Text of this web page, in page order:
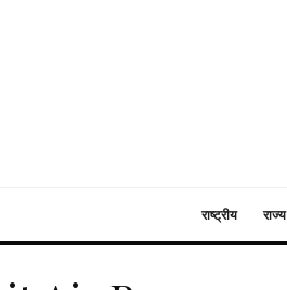
राष्ट्रीय राज्य